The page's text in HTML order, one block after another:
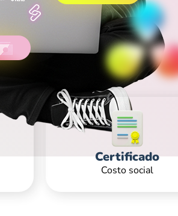
Certificado
Costo social